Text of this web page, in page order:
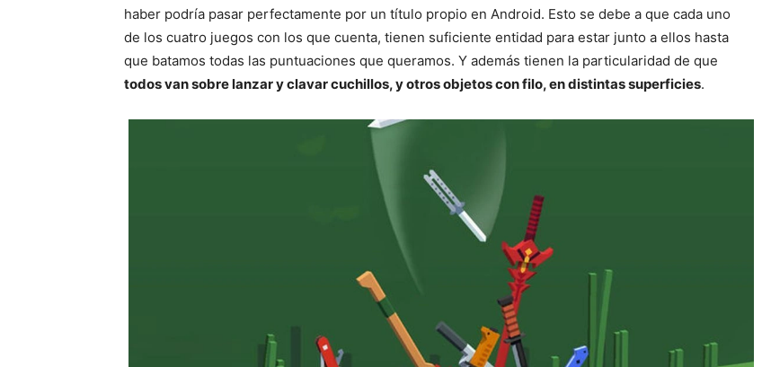
haber podría pasar perfectamente por un título propio en Android. Esto se debe a que cada uno
de los cuatro juegos con los que cuenta, tienen suficiente entidad para estar junto a ellos hasta
que batamos todas las puntuaciones que queramos. Y además tienen la particularidad de que
todos van sobre lanzar y clavar cuchillos, y otros objetos con filo, en distintas superficies.